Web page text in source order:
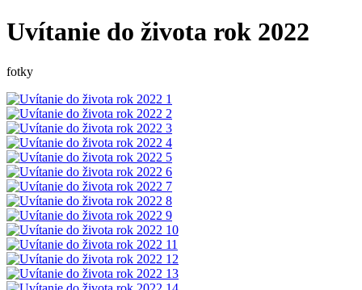
Uvítanie do života rok 2022
fotky